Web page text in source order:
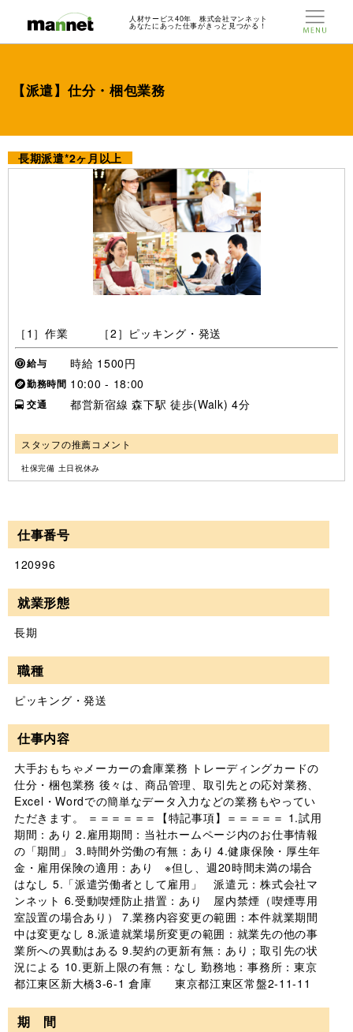
人材サービス40年 株式会社マンネット
あなたにあった仕事がきっと見つかる！
【派遣】仕分・梱包業務
長期派遣*2ヶ月以上
［1］作業 ［2］ピッキング・発送
給与 時給 1500円
勤務時間 10:00 - 18:00
交通 都営新宿線 森下駅 徒歩(Walk) 4分
スタッフの推薦コメント
社保完備 土日祝休み
仕事番号
120996
就業形態
長期
職種
ピッキング・発送
仕事内容
大手おもちゃメーカーの倉庫業務 トレーディングカードの
仕分・梱包業務 後々は、商品管理、取引先との応対業務、
Excel・Wordでの簡単なデータ入力などの業務もやってい
ただきます。 ＝＝＝＝＝＝【特記事項】＝＝＝＝＝ 1.試用
期間：あり 2.雇用期間：当社ホームページ内のお仕事情報
の「期間」 3.時間外労働の有無：あり 4.健康保険・厚生年
金・雇用保険の適用：あり ※但し、週20時間未満の場合
はなし 5.「派遣労働者として雇用」 派遣元：株式会社マ
ンネット 6.受動喫煙防止措置：あり 屋内禁煙（喫煙専用
室設置の場合あり） 7.業務内容変更の範囲：本件就業期間
中は変更なし 8.派遣就業場所変更の範囲：就業先の他の事
業所への異動はある 9.契約の更新有無：あり；取引先の状
況による 10.更新上限の有無：なし 勤務地：事務所：東京
都江東区新大橋3-6-1 倉庫 東京都江東区常盤2-11-11
期 間